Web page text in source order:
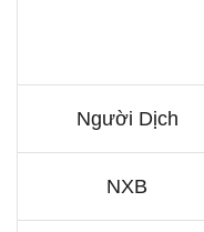
Người Dịch
NXB